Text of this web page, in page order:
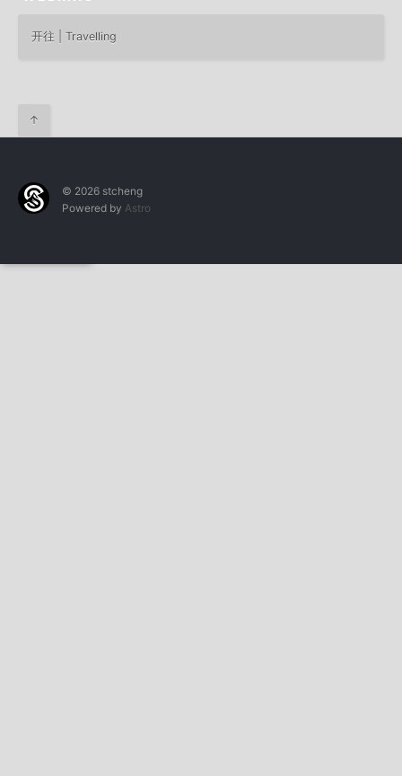
开往 | Travelling
↑
© 2026 stcheng
Powered by Astro